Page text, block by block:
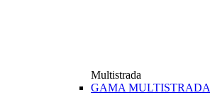
Multistrada
GAMA MULTISTRADA